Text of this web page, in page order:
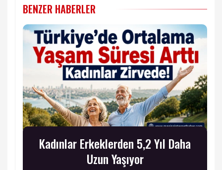
BENZER HABERLER
Kadınlar Erkeklerden 5,2 Yıl Daha
Uzun Yaşıyor